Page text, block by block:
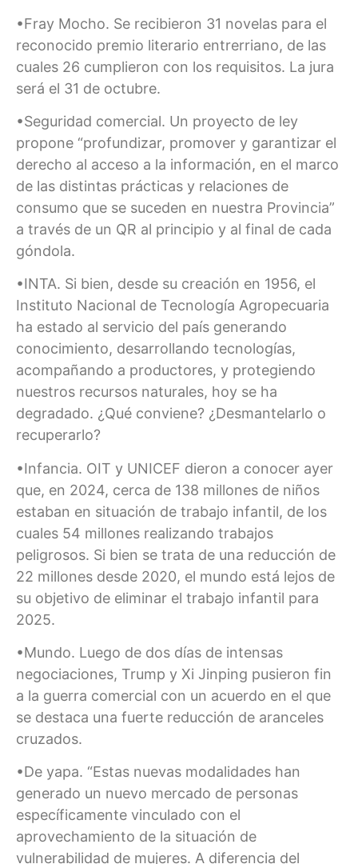
•Fray Mocho. Se recibieron 31 novelas para el
reconocido premio literario entrerriano, de las
cuales 26 cumplieron con los requisitos. La jura
será el 31 de octubre.
•Seguridad comercial. Un proyecto de ley
propone “profundizar, promover y garantizar el
derecho al acceso a la información, en el marco
de las distintas prácticas y relaciones de
consumo que se suceden en nuestra Provincia”
a través de un QR al principio y al final de cada
góndola.
•INTA. Si bien, desde su creación en 1956, el
Instituto Nacional de Tecnología Agropecuaria
ha estado al servicio del país generando
conocimiento, desarrollando tecnologías,
acompañando a productores, y protegiendo
nuestros recursos naturales, hoy se ha
degradado. ¿Qué conviene? ¿Desmantelarlo o
recuperarlo?
•Infancia. OIT y UNICEF dieron a conocer ayer
que, en 2024, cerca de 138 millones de niños
estaban en situación de trabajo infantil, de los
cuales 54 millones realizando trabajos
peligrosos. Si bien se trata de una reducción de
22 millones desde 2020, el mundo está lejos de
su objetivo de eliminar el trabajo infantil para
2025.
•Mundo. Luego de dos días de intensas
negociaciones, Trump y Xi Jinping pusieron fin
a la guerra comercial con un acuerdo en el que
se destaca una fuerte reducción de aranceles
cruzados.
•De yapa. “Estas nuevas modalidades han
generado un nuevo mercado de personas
específicamente vinculado con el
aprovechamiento de la situación de
vulnerabilidad de mujeres. A diferencia del